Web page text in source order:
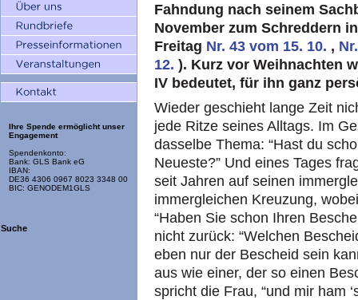
Ihre Spende ermöglicht unser
Engagement
Spendenkonto:
Bank: GLS Bank eG
IBAN:
DE36 4306 0967 8023 3348 00
BIC: GENODEM1GLS
Suche
Fahndung nach seinem
November zum Schreddern
Freitag Nr. 43 vom 15. 10. ,
12. ). Kurz vor Weihnachten
IV bedeutet, für ihn ganz
Wieder geschieht lange Zeit
jede Ritze seines Alltags. Im
dasselbe Thema: “Hast du
Neueste?” Und eines Tages
seit Jahren auf seinen
immergleichen Kreuzung,
“Haben Sie schon Ihren
nicht zurück: “Welchen
eben nur der Bescheid sein
aus wie einer, der so einen
spricht die Frau, “und mir ham